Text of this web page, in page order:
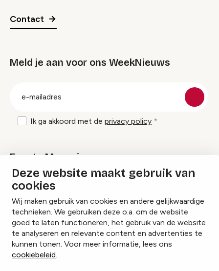
Deze website maakt gebruik van
cookies
Wij maken gebruik van cookies en andere gelijkwaardige
technieken. We gebruiken deze o.a. om de website
goed te laten functioneren, het gebruik van de website
te analyseren en relevante content en advertenties te
kunnen tonen. Voor meer informatie, lees ons
cookiebeleid.
Contact
Meld je aan voor ons WeekNieuws
Ik ga akkoord met de privacy policy
Events Magazine
Ik ontvang graag Events Magazine
InstagramFacebookLinkedIn